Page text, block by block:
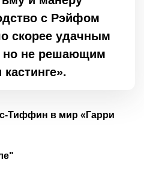
с Рэйфом
скорее удачным
но не решающим
Тиффин в мир «Гарри